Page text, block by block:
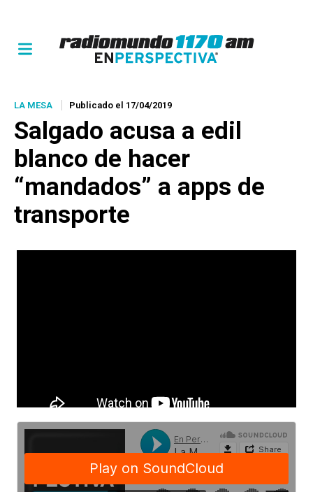
LA MESA Publicado el 17/04/2019
Salgado acusa a edil
blanco de hacer
“mandados” a apps de
transporte